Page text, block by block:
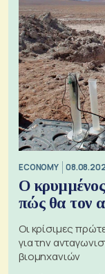
ECONOMY
Ο
πώς θα τον
Οι κρίσιμες
για την
βιομηχανιών